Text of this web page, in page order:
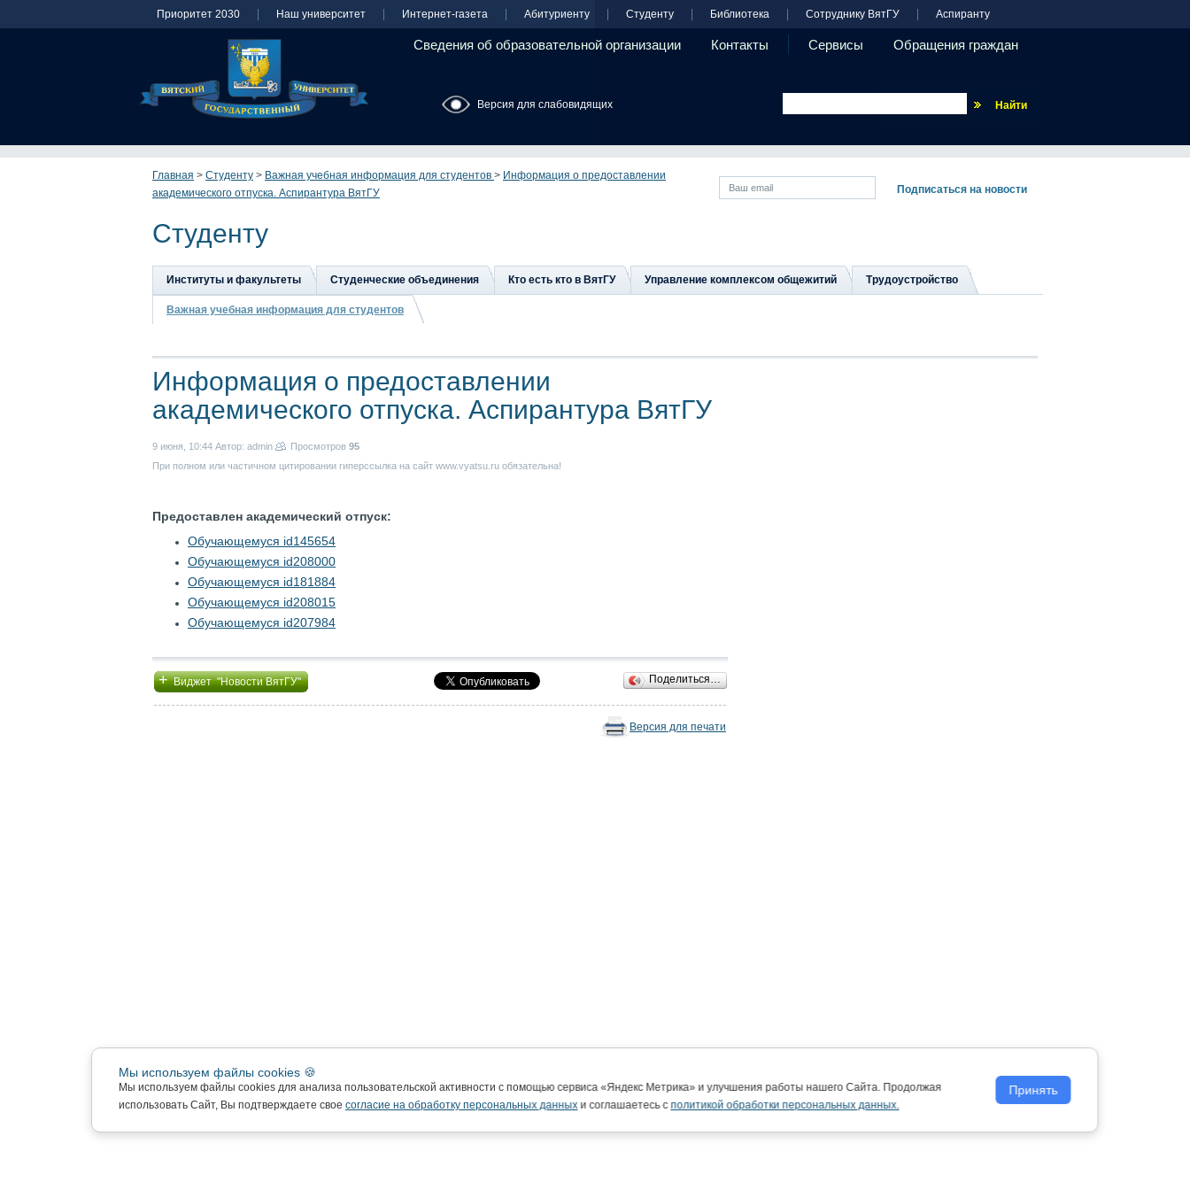
Приоритет 2030 Наш университет Интернет-газета Абитуриенту Студенту Библиотека Сотруднику ВятГУ Аспиранту
Сведения об образовательной организации Контакты Сервисы Обращения граждан
Версия для слабовидящих
Главная > Студенту > Важная учебная информация для студентов > Информация о предоставлении
академического отпуска. Аспирантура ВятГУ
Студенту
Институты и факультеты Студенческие объединения Кто есть кто в ВятГУ Управление комплексом общежитий Трудоустройство
Важная учебная информация для студентов
Информация о предоставлении
академического отпуска. Аспирантура ВятГУ
9 июня, 10:44 Автор: admin Просмотров 95
При полном или частичном цитировании гиперссылка на сайт www.vyatsu.ru обязательна!
Предоставлен академический отпуск:
Обучающемуся id145654
Обучающемуся id208000
Обучающемуся id181884
Обучающемуся id208015
Обучающемуся id207984
+Виджет "Новости ВятГУ" Поделиться…
Версия для печати
Мы используем файлы cookies 🍪
Мы используем файлы cookies для анализа пользовательской активности с помощью сервиса «Яндекс Метрика» и улучшения работы нашего Сайта. Продолжая
использовать Сайт, Вы подтверждаете своесогласие на обработку персональных данныхи соглашаетесь сполитикой обработки персональных данных.
Принять